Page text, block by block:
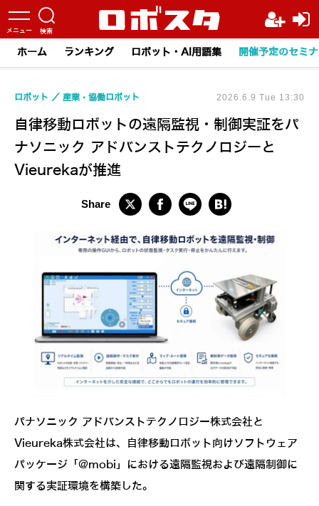
ホーム ランキング ロボット・AI用語集 開催予定のセミ
自律移動ロボットの遠隔監視・制御実証をパ
ナソニック アドバンストテクノロジーと
Vieurekaが推進
ロボット 産業・協働ロボット 2026.6.9 Tue 13:30
パナソニック アドバンストテクノロジー株式会社と
Vieureka株式会社は、自律移動ロボット向けソフトウェア
パッケージ「@mobi」における遠隔監視および遠隔制御に
関する実証環境を構築した。